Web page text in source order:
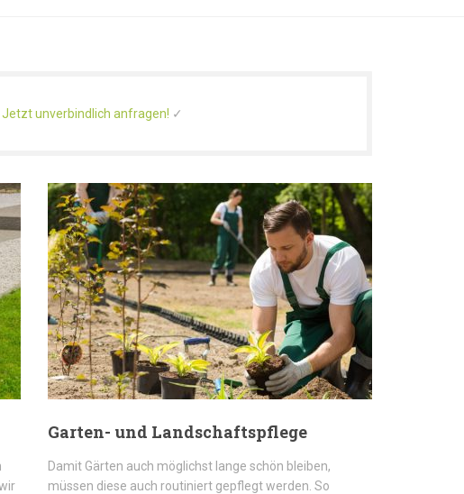
Jetzt unverbindlich anfragen! ✓
Garten- und Landschaftspflege
Damit Gärten auch möglichst lange schön bleiben,
müssen diese auch routiniert gepflegt werden. So